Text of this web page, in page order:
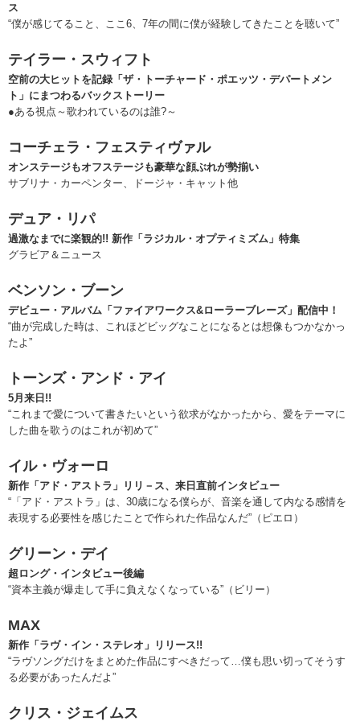
ス
“僕が感じてること、ここ6、7年の間に僕が経験してきたことを聴いて”
テイラー・スウィフト
空前の大ヒットを記録「ザ・トーチャード・ポエッツ・デパートメン
ト」にまつわるバックストーリー
●ある視点～歌われているのは誰?～
コーチェラ・フェスティヴァル
オンステージもオフステージも豪華な顔ぶれが勢揃い
サブリナ・カーペンター、ドージャ・キャット他
デュア・リパ
過激なまでに楽観的!! 新作「ラジカル・オプティミズム」特集
グラビア＆ニュース
ベンソン・ブーン
デビュー・アルバム「ファイアワークス&ローラーブレーズ」配信中！
“曲が完成した時は、これほどビッグなことになるとは想像もつかなかっ
たよ”
トーンズ・アンド・アイ
5月来日!!
“これまで愛について書きたいという欲求がなかったから、愛をテーマに
した曲を歌うのはこれが初めて”
イル・ヴォーロ
新作「アド・アストラ」リリ－ス、来日直前インタビュー
“「アド・アストラ」は、30歳になる僕らが、音楽を通して内なる感情を
表現する必要性を感じたことで作られた作品なんだ”（ピエロ）
グリーン・デイ
超ロング・インタビュー後編
“資本主義が爆走して手に負えなくなっている”（ビリー）
MAX
新作「ラヴ・イン・ステレオ」リリース!!
“ラヴソングだけをまとめた作品にすべきだって…僕も思い切ってそうす
る必要があったんだよ”
クリス・ジェイムス